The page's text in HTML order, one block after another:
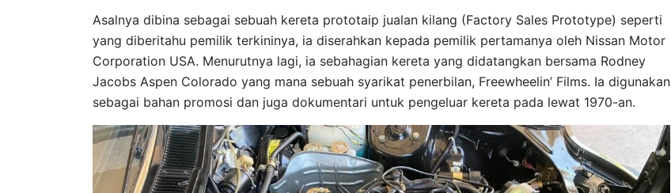
Asalnya dibina sebagai sebuah kereta prototaip jualan kilang (Factory Sales Prototype) seperti
yang diberitahu pemilik terkininya, ia diserahkan kepada pemilik pertamanya oleh Nissan Motor
Corporation USA. Menurutnya lagi, ia sebahagian kereta yang didatangkan bersama Rodney
Jacobs Aspen Colorado yang mana sebuah syarikat penerbilan, Freewheelin’ Films. Ia digunakan
sebagai bahan promosi dan juga dokumentari untuk pengeluar kereta pada lewat 1970-an.